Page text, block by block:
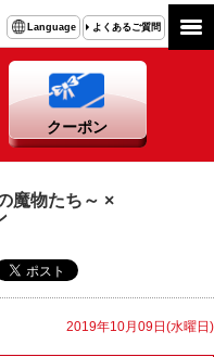
Language よくあるご質問
クーポン
魔物たち～ ×
2019年10月09日(水曜日)